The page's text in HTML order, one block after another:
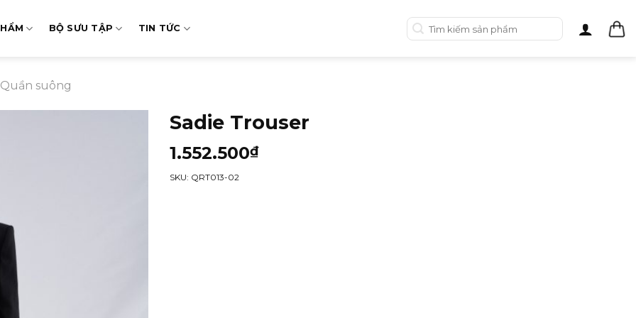
BỘ SƯU TẬP TIN TỨC
Tìm
kiếm:
Quần suông
Sadie Trouser
1.552.500₫
SKU: QRT013-02